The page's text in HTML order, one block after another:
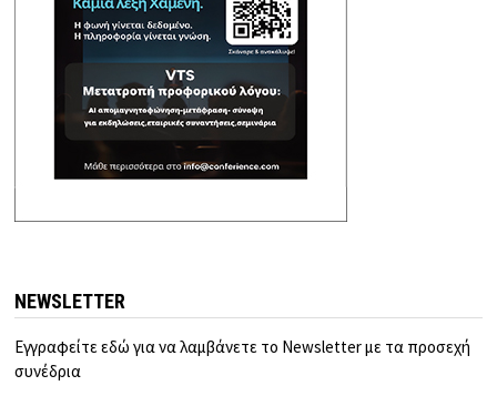
NEWSLETTER
Εγγραφείτε εδώ για να λαμβάνετε το Newsletter με τα προσεχή
συνέδρια